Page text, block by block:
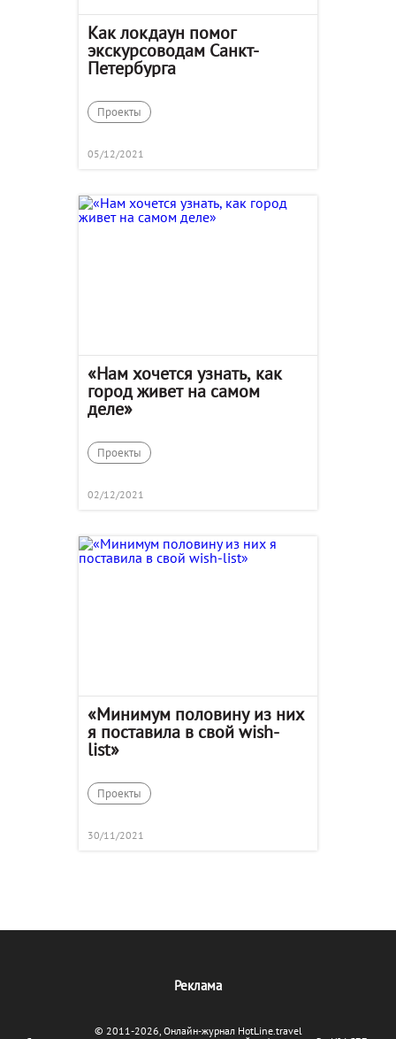
Как локдаун помог
экскурсоводам Санкт-
Петербурга
Проекты
05/12/2021
«Нам хочется узнать, как
город живет на самом
деле»
Проекты
02/12/2021
«Минимум половину из них
я поставила в свой wish-
list»
Проекты
30/11/2021
Реклама
© 2011-2026, Онлайн-журнал HotLine.travel